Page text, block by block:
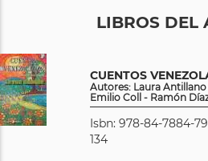
LIBROS DEL
CUENTOS
Autores: Laura
Emilio Coll - Ramón
Isbn: 978-84-7884-
134